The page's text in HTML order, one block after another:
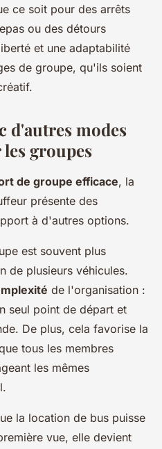
ce soit pour des arrêts
ou des détours
et une adaptabilité
de groupe, qu'ils soient
d'autres modes
groupes
de groupe efficace, la
présente des
à d'autres options.
est souvent plus
de plusieurs véhicules.
de l'organisation :
seul point de départ et
De plus, cela favorise la
tous les membres
les mêmes
la location de bus puisse
vue, elle devient